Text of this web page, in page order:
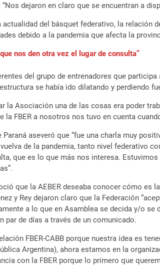
dejaron en claro que se encuentran a
del básquet federativo, la relación
debido a la pandemia que afecta la
nos den otra vez el lugar de consulta”
del grupo de entrenadores que
se había ido dilatando y perdiendo
la Asociación una de las cosas era poder
la FBER a nosotros nos tuvo en cuenta
Paraná aseveró que “fue una charla muy
de la pandemia, tanto nivel federativo
que es lo que más nos interesa.
que la AEBER deseaba conocer cómo
y Rey dejaron claro que la Federación
a lo que en Asamblea se decida y/o
par de días a través de un comunicado.
FBER-CABB porque nuestra idea es
Argentina), ahora estamos en la
con la FBER porque lo primero que